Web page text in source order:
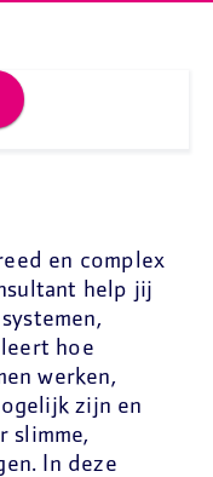
en complex
help jij
hoe
werken,
zijn en
slimme,
In deze